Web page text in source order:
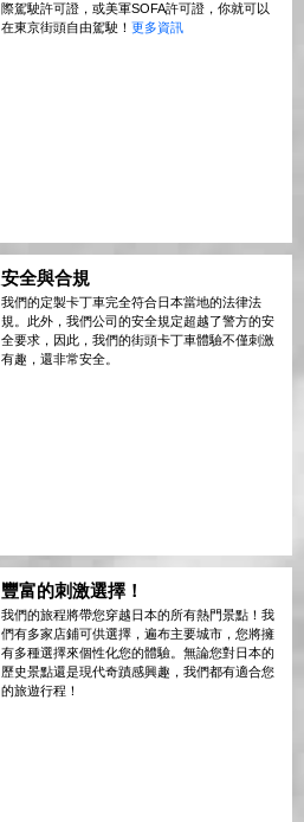
際駕駛許可證，或美軍SOFA許可證，你就可以
在東京街頭自由駕駛！ 更多資訊
安全與合規
我們的定製卡丁車完全符合日本當地的法律法
規。此外，我們公司的安全規定超越了警方的安
全要求，因此，我們的街頭卡丁車體驗不僅刺激
有趣，還非常安全。
豐富的刺激選擇！
我們的旅程將帶您穿越日本的所有熱門景點！我
們有多家店鋪可供選擇，遍布主要城市，您將擁
有多種選擇來個性化您的體驗。無論您對日本的
歷史景點還是現代奇蹟感興趣，我們都有適合您
的旅遊行程！